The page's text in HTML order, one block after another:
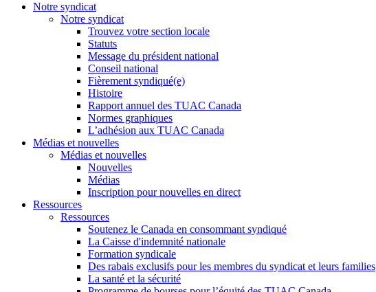
Notre syndicat
Notre syndicat
Trouvez votre section locale
Statuts
Message du président national
Conseil national
Fièrement syndiqué(e)
Histoire
Rapport annuel des TUAC Canada
Normes graphiques
L’adhésion aux TUAC Canada
Médias et nouvelles
Médias et nouvelles
Nouvelles
Médias
Inscription pour nouvelles en direct
Ressources
Ressources
Soutenez le Canada en consommant syndiqué
La Caisse d'indemnité nationale
Formation syndicale
Des rabais exclusifs pour les membres du syndicat et leurs families
La santé et la sécurité